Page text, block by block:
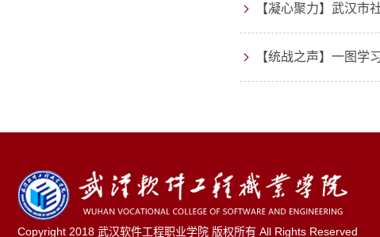
【凝心聚力】武汉市
【统战之声】一图学
Copyright 2018 武汉软件工程职业学院 版权所有 All Rights Reserved